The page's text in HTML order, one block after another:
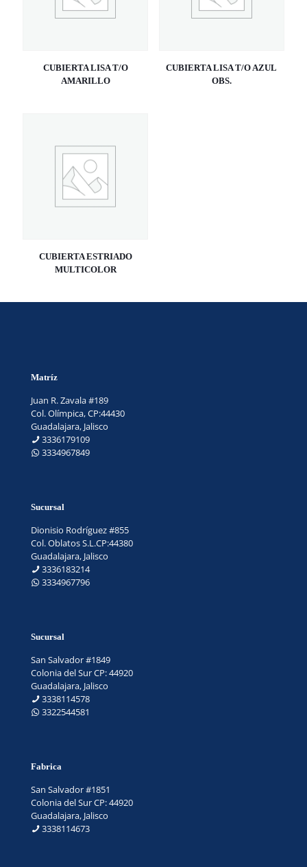
CUBIERTA LISA T/O
AMARILLO
CUBIERTA LISA T/O AZUL
OBS.
CUBIERTA ESTRIADO
MULTICOLOR
Matríz
Juan R. Zavala #189
Col. Olímpica, CP:44430
Guadalajara, Jalisco
3336179109
3334967849
Sucursal
Dionisio Rodríguez #855
Col. Oblatos S.L.CP:44380
Guadalajara, Jalisco
3336183214
3334967796
Sucursal
San Salvador #1849
Colonia del Sur CP: 44920
Guadalajara, Jalisco
3338114578
3322544581
Fabrica
San Salvador #1851
Colonia del Sur CP: 44920
Guadalajara, Jalisco
3338114673